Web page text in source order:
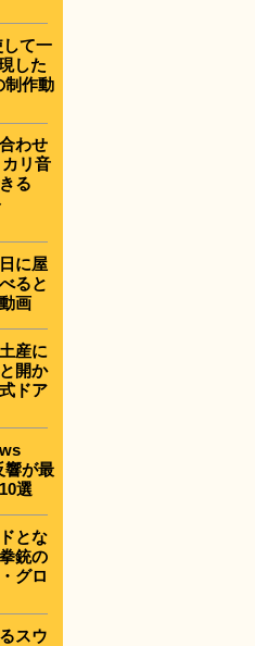
て一
した
制作動
わせ
リ音
る
に屋
ると
画
産に
開か
ドア
響が最
選
とな
銃の
グロ
スウ